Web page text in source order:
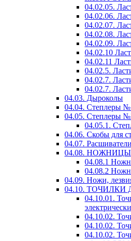
04.02.05.
04.02.06.
04.02.07.
04.02.08.
04.02.09.
04.02.10
04.02.11
04.02.5.
04.02.7.
04.02.7.
04.03. Дыроколы
04.04. Степлеры
04.05. Степлеры
04.05.1.
04.06. Скобы для
04.07.
04.08. НОЖНИЦЫ
04.08.1
04.08.2
04.09. Ножи,
04.10.
04.10.01.
04.10.02.
04.10.02.
04.10.02.